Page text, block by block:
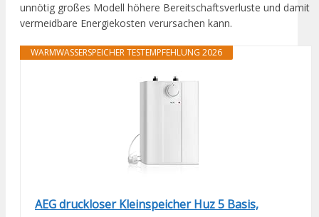
unnötig großes Modell höhere Bereitschaftsverluste und damit
vermeidbare Energiekosten verursachen kann.
WARMWASSERSPEICHER TESTEMPFEHLUNG 2026
AEG druckloser Kleinspeicher Huz 5 Basis,